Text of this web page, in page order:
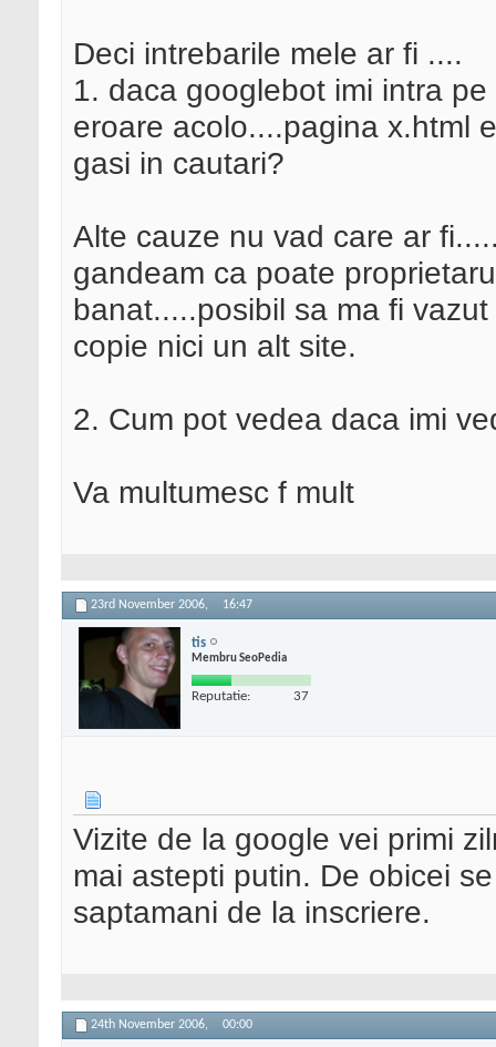
Deci intrebarile mele ar fi ....
1. daca googlebot imi intra
eroare acolo....pagina x.html
gasi in cautari?
Alte cauze nu vad care ar
gandeam ca poate
banat.....posibil sa ma fi
copie nici un alt site.
2. Cum pot vedea daca imi
Va multumesc f mult
23rd November 2006, 16:47
tis
Membru SeoPedia
Reputatie: 37
Vizite de la google vei primi
mai astepti putin. De obicei
saptamani de la inscriere.
24th November 2006, 00:00